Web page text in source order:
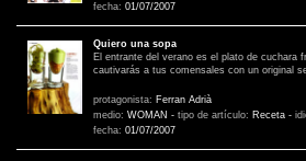
fecha: 01/07/2007
Quiero una sopa
El entrante del verano es el plato de cuchara
cautivarás a tus comensales con un original
protagonista: Ferran Adrià
medio: WOMAN - tipo de artículo: Receta -
fecha: 01/07/2007